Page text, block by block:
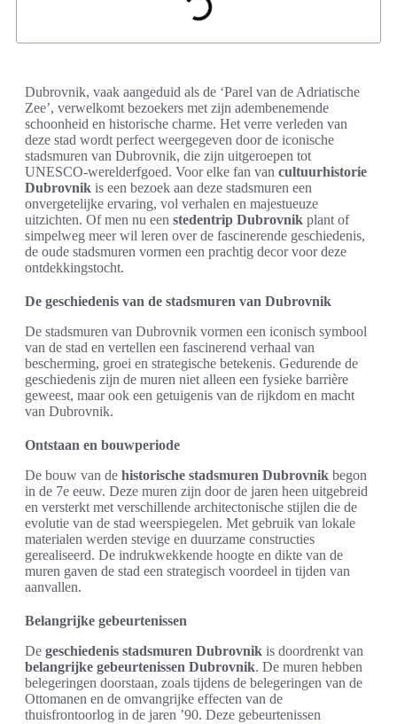
Dubrovnik, vaak aangeduid als de ‘Parel van de Adriatische
Zee’, verwelkomt bezoekers met zijn adembenemende
schoonheid en historische charme. Het verre verleden van
deze stad wordt perfect weergegeven door de iconische
stadsmuren van Dubrovnik, die zijn uitgeroepen tot
UNESCO-werelderfgoed. Voor elke fan van cultuurhistorie
Dubrovnik is een bezoek aan deze stadsmuren een
onvergetelijke ervaring, vol verhalen en majestueuze
uitzichten. Of men nu een stedentrip Dubrovnik plant of
simpelweg meer wil leren over de fascinerende geschiedenis,
de oude stadsmuren vormen een prachtig decor voor deze
ontdekkingstocht.
De geschiedenis van de stadsmuren van Dubrovnik
De stadsmuren van Dubrovnik vormen een iconisch symbool
van de stad en vertellen een fascinerend verhaal van
bescherming, groei en strategische betekenis. Gedurende de
geschiedenis zijn de muren niet alleen een fysieke barrière
geweest, maar ook een getuigenis van de rijkdom en macht
van Dubrovnik.
Ontstaan en bouwperiode
De bouw van de historische stadsmuren Dubrovnik begon
in de 7e eeuw. Deze muren zijn door de jaren heen uitgebreid
en versterkt met verschillende architectonische stijlen die de
evolutie van de stad weerspiegelen. Met gebruik van lokale
materialen werden stevige en duurzame constructies
gerealiseerd. De indrukwekkende hoogte en dikte van de
muren gaven de stad een strategisch voordeel in tijden van
aanvallen.
Belangrijke gebeurtenissen
De geschiedenis stadsmuren Dubrovnik is doordrenkt van
belangrijke gebeurtenissen Dubrovnik. De muren hebben
belegeringen doorstaan, zoals tijdens de belegeringen van de
Ottomanen en de omvangrijke effecten van de
thuisfrontoorlog in de jaren ’90. Deze gebeurtenissen